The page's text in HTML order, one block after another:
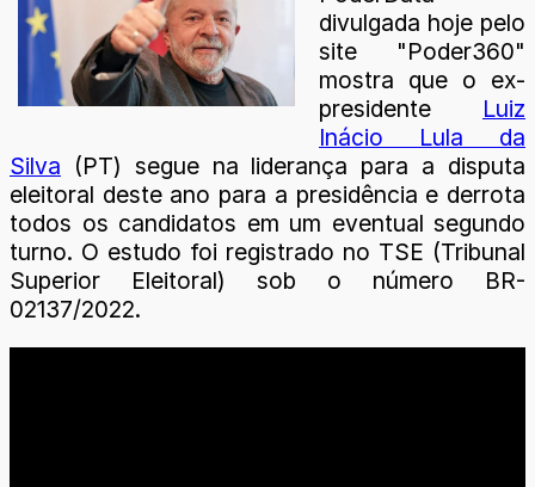
divulgada hoje pelo
site "Poder360"
mostra que o ex-
presidente Luiz
Inácio Lula da
Silva (PT) segue na liderança para a disputa
eleitoral deste ano para a presidência e derrota
todos os candidatos em um eventual segundo
turno. O estudo foi registrado no TSE (Tribunal
Superior Eleitoral) sob o número BR-
02137/2022.